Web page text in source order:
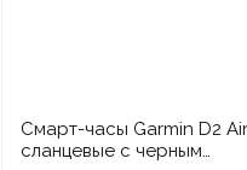
Смарт-часы Garmin D2 Air
сланцевые с черным